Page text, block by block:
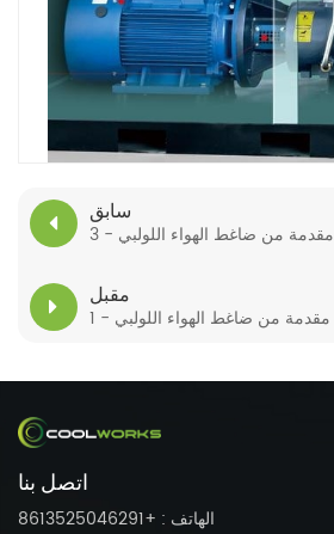
سابق
مقدمة من ضاغط الهواء اللولبي - 3
مقبل
مقدمة من ضاغط الهواء اللولبي - 1
اتصل بنا
الهاتف : +8613525046291